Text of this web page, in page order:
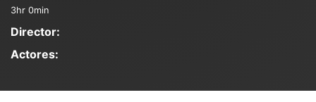
3hr 0min
Director:
Actores: